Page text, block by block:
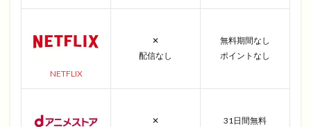
NETFLIX
✕
配信なし
無料期間なし
ポイントなし
✕
31日間無料